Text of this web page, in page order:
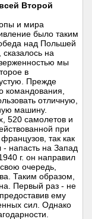
Второй
и мира
было таким
над Польшей
на
мы
в
Прежде
командования,
отличную,
машину.
520 самолетов и
при
так как
- напасть на Запад
г. он направил
очередь,
Таким образом,
Первый раз - не
ему
сил. Однако